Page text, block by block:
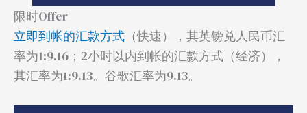
限时Offer
立即到帐的汇款方式 （快速），其英镑兑人民币汇
率为1:9.16；2小时以内到帐的汇款方式（经济），
其汇率为1:9.13。谷歌汇率为9.13。